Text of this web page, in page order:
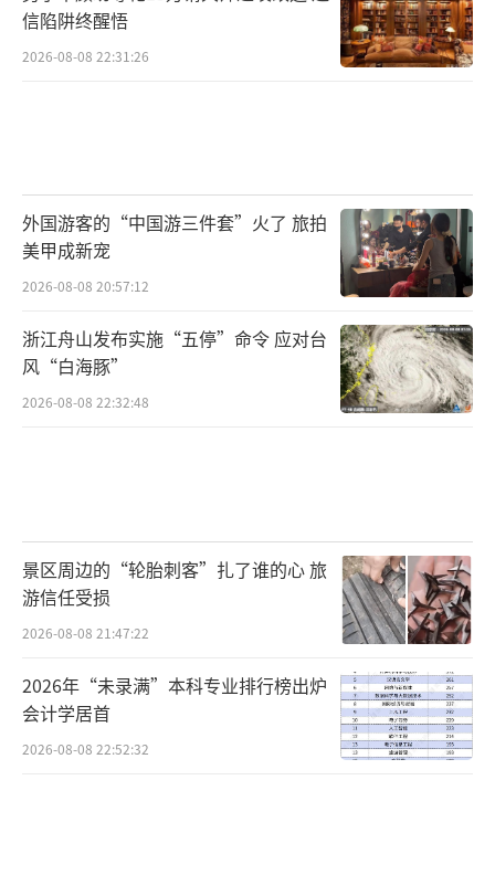
信陷阱终醒悟
2026-08-08 22:31:26
外国游客的“中国游三件套”火了 旅拍
美甲成新宠
2026-08-08 20:57:12
浙江舟山发布实施“五停”命令 应对台
风“白海豚”
2026-08-08 22:32:48
景区周边的“轮胎刺客”扎了谁的心 旅
游信任受损
2026-08-08 21:47:22
2026年“未录满”本科专业排行榜出炉
会计学居首
2026-08-08 22:52:32